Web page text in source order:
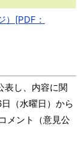
）[PDF：
表し、内容に関
（水曜日）から
メント（意見公